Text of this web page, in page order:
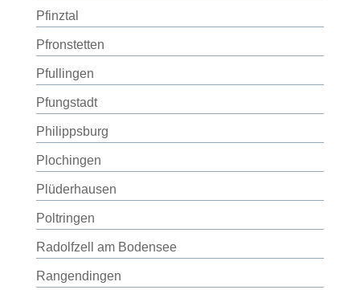
Pfinztal
Pfronstetten
Pfullingen
Pfungstadt
Philippsburg
Plochingen
Plüderhausen
Poltringen
Radolfzell am Bodensee
Rangendingen